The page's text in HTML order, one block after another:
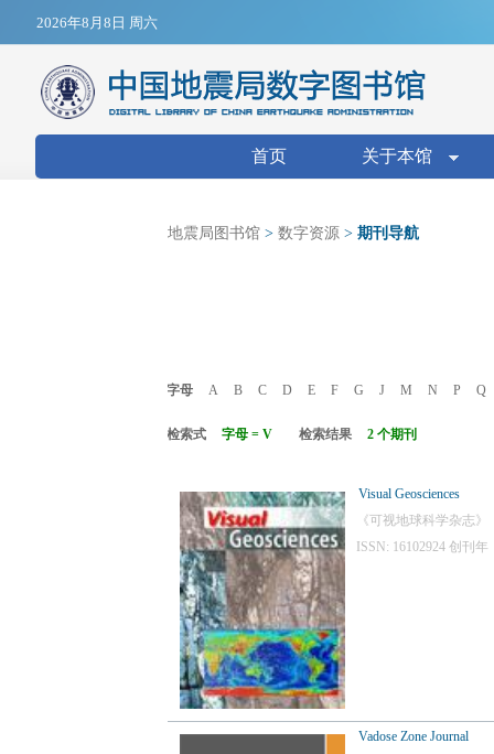
2026年8月8日 周六
搜索表单
首页 关于本馆
地震局图书馆 > 数字资源 > 期刊导航
字母 A B C D E F G J M N P Q
检索式 字母 = V 检索结果 2 个期刊
Visual Geosciences
《可视地球科学杂志
ISSN: 16102924 创刊
Vadose Zone Journal